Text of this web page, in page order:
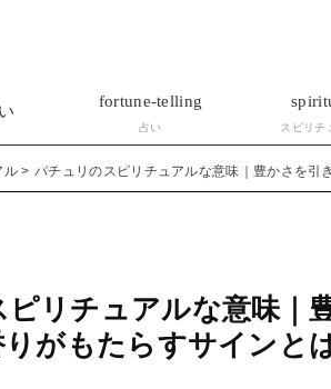
fortune-telling
占い スピリチ
ル パチュリのスピリチュアルな意味｜豊かさを引
リチュアルな意味｜
がもたらすサインと